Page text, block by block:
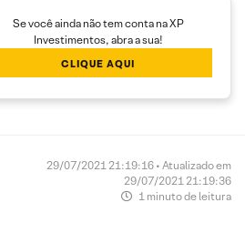
Se você ainda não tem conta na XP
Investimentos, abra a sua!
CLIQUE AQUI
29/07/2021 21:19:16 • Atualizado em
29/07/2021 21:19:36
1 minuto de leitura